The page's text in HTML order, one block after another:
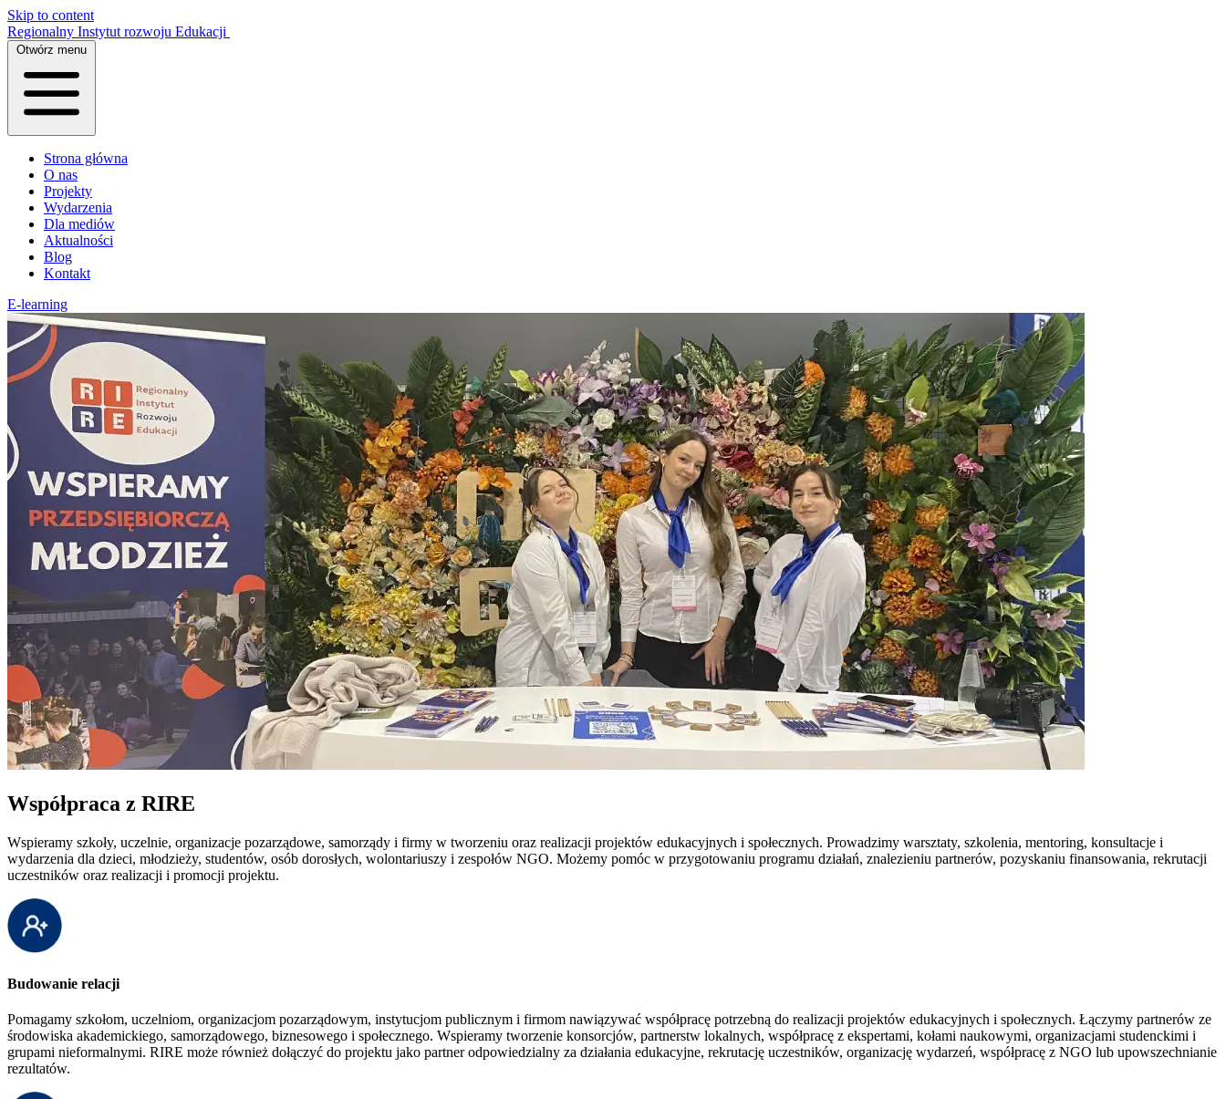
Skip to content
Regionalny Instytut rozwoju Edukacji
Otwórz menu
Strona główna
O nas
Projekty
Wydarzenia
Dla mediów
Aktualności
Blog
Kontakt
E-learning
Współpraca z RIRE
Wspieramy szkoły, uczelnie, organizacje pozarządowe, samorządy i firmy w tworzeniu oraz realizacji projektów edukacyjnych i społecznych. Prowadzimy warsztaty, szkolenia, mentoring, konsultacje i
wydarzenia dla dzieci, młodzieży, studentów, osób dorosłych, wolontariuszy i zespołów NGO. Możemy pomóc w przygotowaniu programu działań, znalezieniu partnerów, pozyskaniu finansowania, rekrutacji
uczestników oraz realizacji i promocji projektu.
Budowanie relacji
Pomagamy szkołom, uczelniom, organizacjom pozarządowym, instytucjom publicznym i firmom nawiązywać współpracę potrzebną do realizacji projektów edukacyjnych i społecznych. Łączymy partnerów ze
środowiska akademickiego, samorządowego, biznesowego i społecznego. Wspieramy tworzenie konsorcjów, partnerstw lokalnych, współpracę z ekspertami, kołami naukowymi, organizacjami studenckimi i
grupami nieformalnymi. RIRE może również dołączyć do projektu jako partner odpowiedzialny za działania edukacyjne, rekrutację uczestników, organizację wydarzeń, współpracę z NGO lub upowszechnianie
rezultatów.